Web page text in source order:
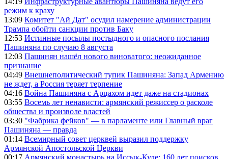
режим к краху
13:09 Комитет "Ай Дат" осудил намерение администрации
Трампа обойти санкции против Баку
12:53 Истинные посылы постыдного и опасного послания
Пашиняна по случаю 8 августа
12:03 Пашинян нашёл нового виноватого: неожиданное
признание
04:49 Внешнеполитический тупик Пашиняна: Запад Армению
не ждет, а Россия теряет терпение
04:16 Война Пашиняна с Арцахом идет даже на стадионах
03:55 Восемь лет ненависти: армянский режиссер о расколе
общества и произволе властей
03:30 "Фабрика фейков" — в парламенте или Главный враг
Пашиняна — правда
01:14 Всемирный совет церквей выразил поддержку
Армянской Апостольской Церкви